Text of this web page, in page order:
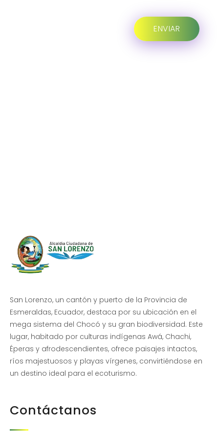
San Lorenzo, un cantón y puerto de la Provincia de
Esmeraldas, Ecuador, destaca por su ubicación en el
mega sistema del Chocó y su gran biodiversidad. Este
lugar, habitado por culturas indígenas Awá, Chachi,
Éperas y afrodescendientes, ofrece paisajes intactos,
ríos majestuosos y playas vírgenes, convirtiéndose en
un destino ideal para el ecoturismo.
Contáctanos